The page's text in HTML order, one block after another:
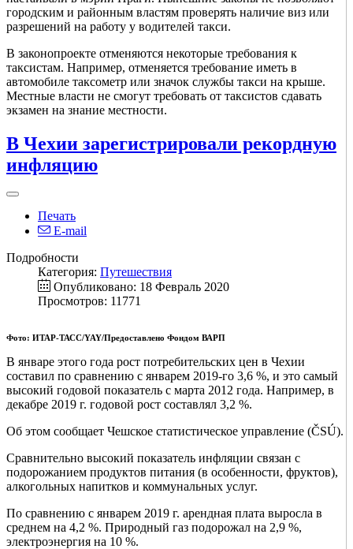
городским и районным властям проверять наличие виз или
разрешений на работу у водителей такси.
В законопроекте отменяются некоторые требования к
таксистам. Например, отменяется требование иметь в
автомобиле таксометр или значок службы такси на крыше.
Местные власти не смогут требовать от таксистов сдавать
экзамен на знание местности.
В Чехии зарегистрировали рекордную
инфляцию
Печать
E-mail
Подробности
Категория: Путешествия
Опубликовано: 18 Февраль 2020
Просмотров: 11771
Фото: ИТАР-ТАСС/YAY/Предоставлено Фондом ВАРП
В январе этого года рост потребительских цен в Чехии
составил по сравнению с январем 2019-го 3,6 %, и это самый
высокий годовой показатель с марта 2012 года. Например, в
декабре 2019 г. годовой рост составлял 3,2 %.
Об этом сообщает Чешское статистическое управление (ČSÚ).
Сравнительно высокий показатель инфляции связан с
подорожанием продуктов питания (в особенности, фруктов),
алкогольных напитков и коммунальных услуг.
По сравнению с январем 2019 г. арендная плата выросла в
среднем на 4,2 %. Природный газ подорожал на 2,9 %,
электроэнергия на 10 %.